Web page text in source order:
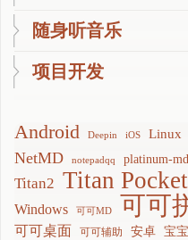
随身听音乐
项目开发
Android Deepin iOS Linux
NetMD notepadqq platinum-md
Titan2 Titan Pocket
Windows 可可MD 可可
可可桌面 可可辅助 安卓 宝宝